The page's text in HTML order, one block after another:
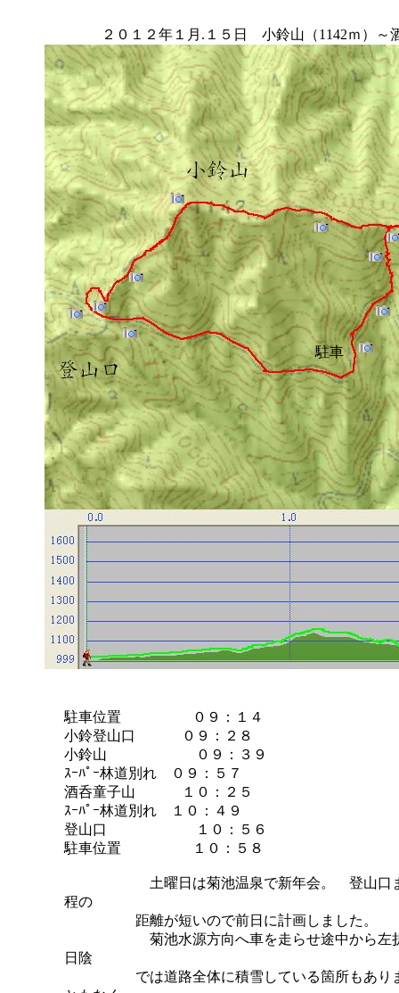
２０１２年１月.１５日 小鈴山（1142ｍ）～
駐車
駐車位置 ０９：１４
小鈴登山口 ０９：２８
小鈴山 ０９：３９
ｽｰﾊﾟｰ林道別れ ０９：５７
酒呑童子山 １０：２５
ｽｰﾊﾟｰ林道別れ １０：４９
登山口 １０：５６
駐車位置 １０：５８
土曜日は菊池温泉で新年会。 登山口まで
程の
距離が短いので前日に計画しました。
菊池水源方向へ車を走らせ途中から左折
日陰
では道路全体に積雪している箇所もありま